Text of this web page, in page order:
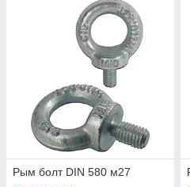
Рым болт DIN 580 м27